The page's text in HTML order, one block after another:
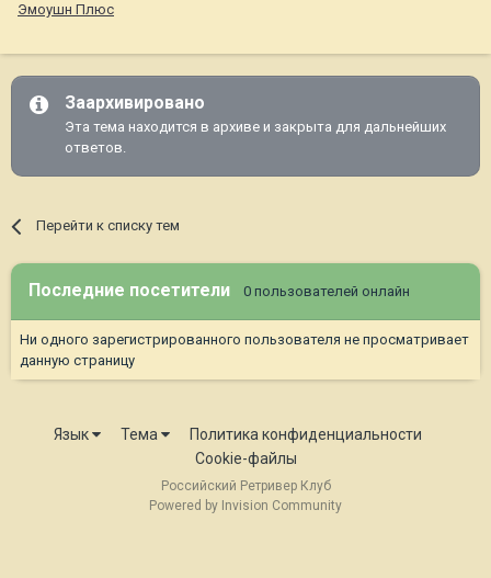
Эмоушн Плюс
Заархивировано
Эта тема находится в архиве и закрыта для дальнейших
ответов.
Перейти к списку тем
Последние посетители 0 пользователей онлайн
Ни одного зарегистрированного пользователя не просматривает
данную страницу
Язык Тема
Политика конфиденциальности
Cookie-файлы
Российский Ретривер Клуб
Powered by Invision Community